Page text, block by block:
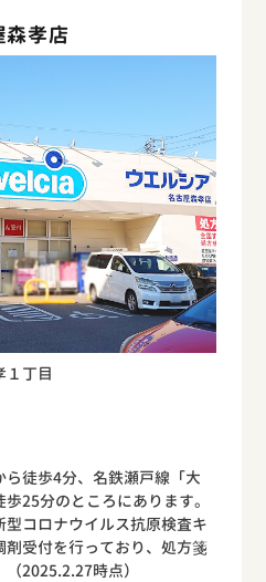
孝店
１丁目
徒歩4分、名鉄瀬戸線「大
25分のところにあります。
コロナウイルス抗原検査キ
受付を行っており、処方箋
2025.2.27時点）